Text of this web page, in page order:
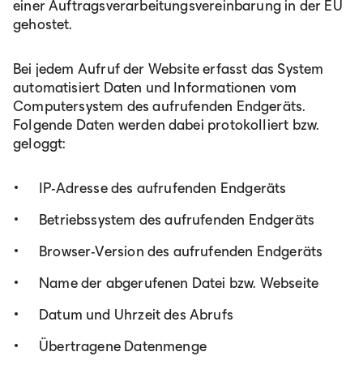
einer Auftragsverarbeitungsvereinbarung in der EU
gehostet.
Bei jedem Aufruf der Website erfasst das System
automatisiert Daten und Informationen vom
Computersystem des aufrufenden Endgeräts.
Folgende Daten werden dabei protokolliert bzw.
geloggt:
IP-Adresse des aufrufenden Endgeräts
Betriebssystem des aufrufenden Endgeräts
Browser-Version des aufrufenden Endgeräts
Name der abgerufenen Datei bzw. Webseite
Datum und Uhrzeit des Abrufs
Übertragene Datenmenge